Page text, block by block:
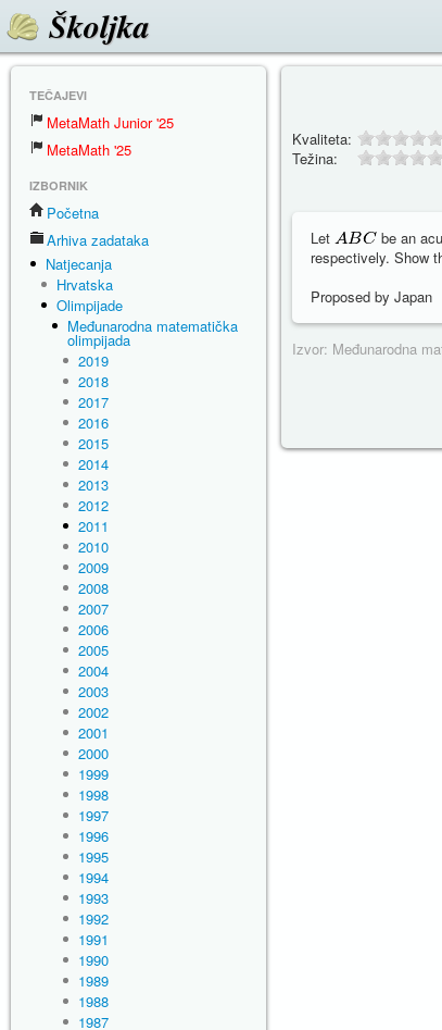
Školjka
TEČAJEVI
MetaMath Junior '25
MetaMath '25
IZBORNIK
Početna
Arhiva zadataka
Natjecanja
Hrvatska
Olimpijade
Međunarodna matematička
olimpijada
2019
2018
2017
2016
2015
2014
2013
2012
2011
2010
2009
2008
2007
2006
2005
2004
2003
2002
2001
2000
1999
1998
1997
1996
1995
1994
1993
1992
1991
1990
1989
1988
1987
Kvaliteta:
Težina:
Let be an
respectively. Show
Proposed by Japan
Izvor: Međunarodna